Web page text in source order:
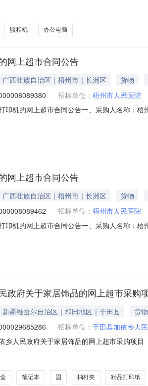
)上发布了预成交公示，公示期为
照相机 办公电脑
网上超市合同公告
广西壮族自治区｜梧州市｜长洲区
货物
招标单位： 梧州市人民医院
印机的网上超市合同公告一、采购人名称：
台1.0017501750服务要求或标的基本
网上超市合同公告
广西壮族自治区｜梧州市｜长洲区
货物
招标单位： 梧州市人民医院
印机的网上超市合同公告一、采购人名称：
打印机得实/DASCOMDT-330台
政府关于家居饰品的网上超市采购
新疆维吾尔自治区｜和田地区｜于田县
货物
招标单位： 于田县加依乡人
乡人民政府关于家居饰品的网上超市采购项
政区划编码:653226项目所在行政区划名称:
笔记本 固 抽杆夹 精品打印纸